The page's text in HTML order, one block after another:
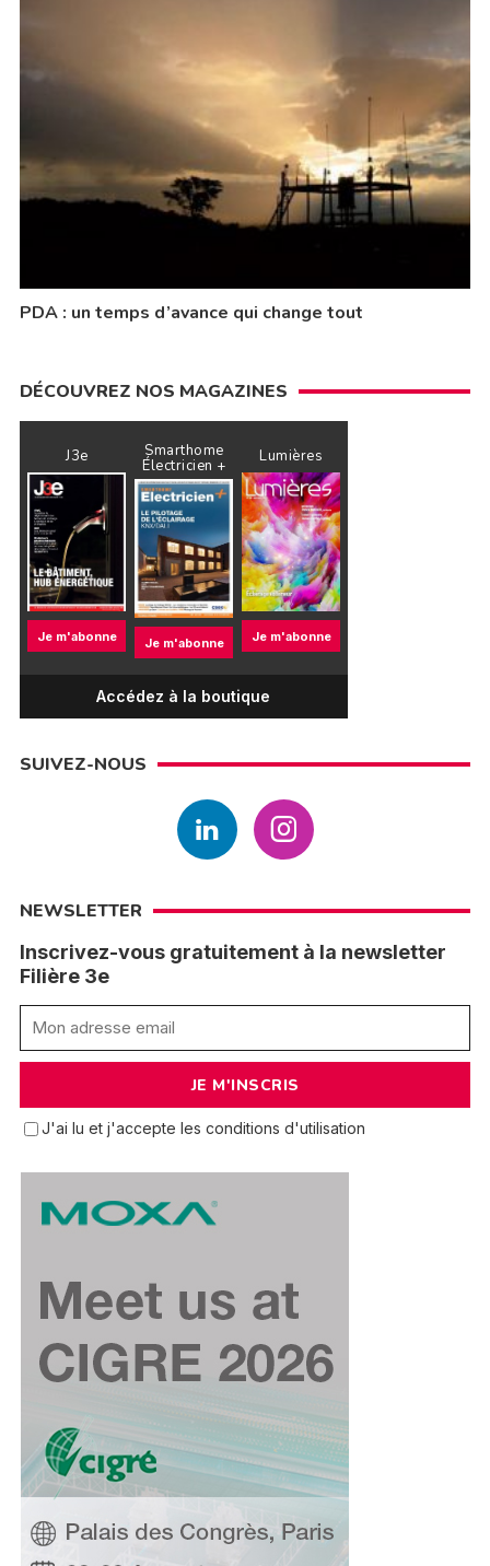
PDA : un temps d’avance qui change tout
DÉCOUVREZ NOS MAGAZINES
J3e
Je m'abonne
Smarthome
Électricien +
Je m'abonne
Lumières
Je m'abonne
Accédez à la boutique
SUIVEZ-NOUS
NEWSLETTER
Inscrivez-vous gratuitement à la newsletter
Filière 3e
J'ai lu et j'accepte les conditions d'utilisation